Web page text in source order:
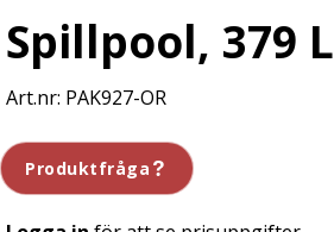
Spillpool, 379 L
PAK927-OR
Produktfråga